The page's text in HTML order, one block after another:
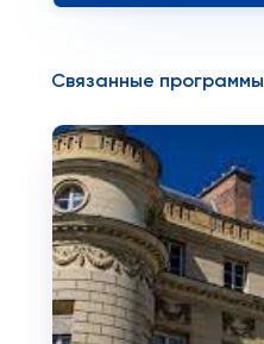
Связанные программы